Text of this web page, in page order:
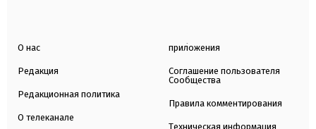
О нас
Редакция
Редакционная политика
О телеканале
приложения
Соглашение пользователя
Сообщества
Правила комментирования
Техническая информация